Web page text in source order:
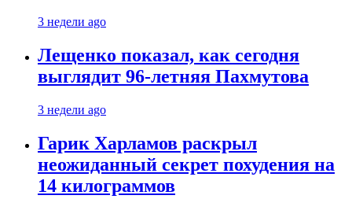
3 недели ago
Лещенко показал, как сегодня
выглядит 96-летняя Пахмутова
3 недели ago
Гарик Харламов раскрыл
неожиданный секрет похудения на
14 килограммов